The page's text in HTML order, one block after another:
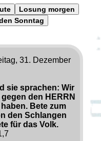
Losung morgen
Sonntag
31. Dezember
sie sprachen: Wir
den HERRN
Bete zum
den Schlangen
für das Volk.